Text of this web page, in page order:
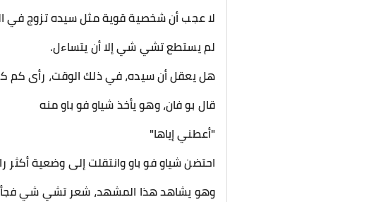
لا عجب أن شخصية قوية مثل سيده تزوج في
لم يستطع تشي شي إلا أن يتساءل.
هل يعقل أن سيده، في ذلك الوقت، رأى كم
قال بو فان، وهو يأخذ شياو فو باو منه
"أعطني إياها"
احتضن شياو فو باو وانتقلت إلى وضعية
وهو يشاهد هذا المشهد، شعر تشي شي